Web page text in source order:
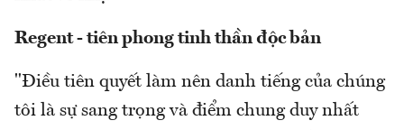
Regent - tiên phong tinh thần độc bản
"Điều tiên quyết làm nên danh tiếng của chúng
tôi là sự sang trọng và điểm chung duy nhất